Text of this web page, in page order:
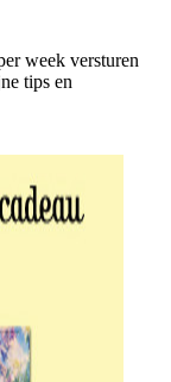
week versturen
tips en